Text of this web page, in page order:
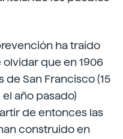
ha traído
que en 1906
San Francisco (15
año pasado)
de entonces las
construido en